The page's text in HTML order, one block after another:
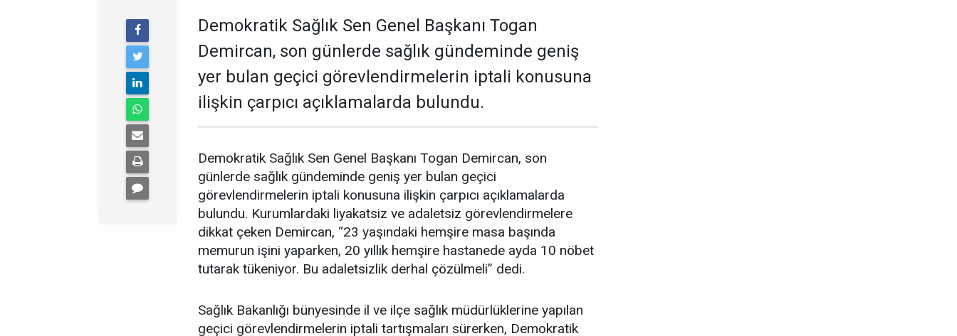
Demokratik Sağlık Sen Genel Başkanı Togan
Demircan, son günlerde sağlık gündeminde geniş
yer bulan geçici görevlendirmelerin iptali konusuna
ilişkin çarpıcı açıklamalarda bulundu.
Demokratik Sağlık Sen Genel Başkanı Togan Demircan, son
günlerde sağlık gündeminde geniş yer bulan geçici
görevlendirmelerin iptali konusuna ilişkin çarpıcı açıklamalarda
bulundu. Kurumlardaki liyakatsiz ve adaletsiz görevlendirmelere
dikkat çeken Demircan, “23 yaşındaki hemşire masa başında
memurun işini yaparken, 20 yıllık hemşire hastanede ayda 10 nöbet
tutarak tükeniyor. Bu adaletsizlik derhal çözülmeli” dedi.
Sağlık Bakanlığı bünyesinde il ve ilçe sağlık müdürlüklerine yapılan
geçici görevlendirmelerin iptali tartışmaları sürerken, Demokratik